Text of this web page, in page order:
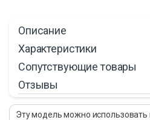
Описание
Характеристики
Сопутствующие товары
Отзывы
Эту модель можно использовать